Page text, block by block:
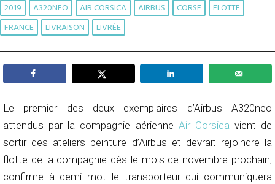
2019 A320NEO AIR CORSICA AIRBUS CORSE
FLOTTE
FRANCE
LIVRAISON LIVRÉE
Le premier des deux exemplaires d’Airbus A320neo
attendus par la compagnie aérienne Air Corsicavient de
sortir des ateliers peinture d’Airbus et devrait rejoindre la
flotte de la compagnie dès le mois de novembre prochain,
confirme à demi mot le transporteur qui communiquera